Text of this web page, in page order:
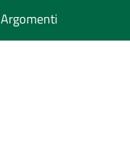
Argomenti